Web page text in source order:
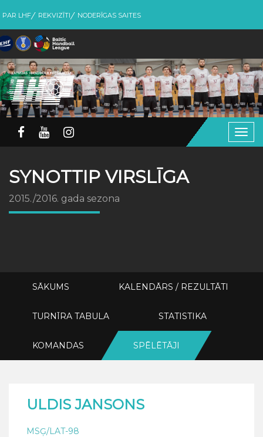
PAR LHF REKVIZĪTI NODERĪGAS SAITES
SYNOTTIP VIRSLĪGA
2015./2016. gada sezona
SĀKUMS KALENDĀRS / REZULTĀTI
TURNĪRA TABULA STATISTIKA
KOMANDAS SPĒLĒTĀJI
ULDIS JANSONS
MSĢ/LAT-98